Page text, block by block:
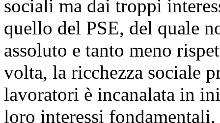
sociali ma dai troppi
quello del PSE, del quale
assoluto e tanto meno
volta, la ricchezza sociale
lavoratori è incanalata in
loro interessi